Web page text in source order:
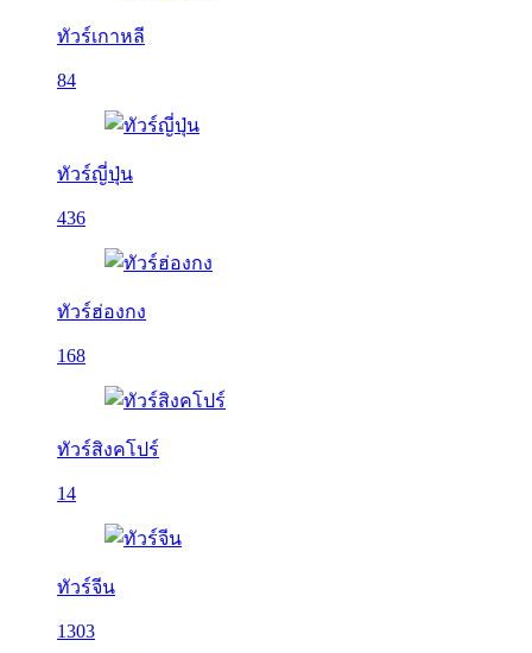
ทัวร์เกาหลี
84
ทัวร์ญี่ปุ่น
436
ทัวร์ฮ่องกง
168
ทัวร์สิงคโปร์
14
ทัวร์จีน
1303